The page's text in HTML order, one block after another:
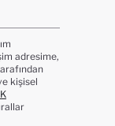
adresime,
kişisel